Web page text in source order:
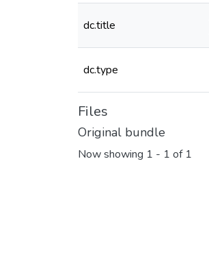
dc.title
dc.type
Files
Original bundle
Now showing 1 - 1 of 1